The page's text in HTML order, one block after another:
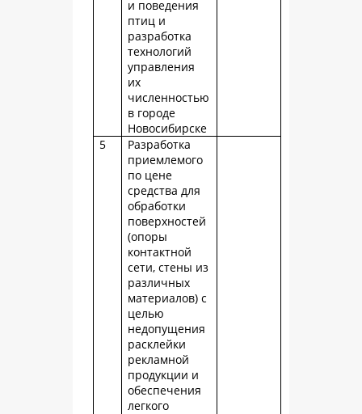
и поведения
птиц и
разработка
технологий
управления
их
численностью
в городе
Новосибирске
5
Разработка
приемлемого
по цене
средства для
обработки
поверхностей
(опоры
контактной
сети, стены из
различных
материалов) с
целью
недопущения
расклейки
рекламной
продукции и
обеспечения
легкого